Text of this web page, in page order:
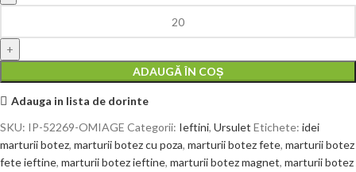
ADAUGĂ ÎN COȘ
Adauga in lista de dorinte
SKU: IP-52269-OMIAGE Categorii: Ieftini, Ursulet Etichete: idei
marturii botez, marturii botez cu poza, marturii botez fete, marturii botez
fete ieftine, marturii botez ieftine, marturii botez magnet, marturii botez